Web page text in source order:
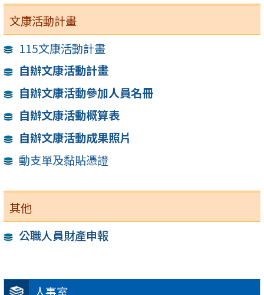
文康活動計畫
115文康活動計畫
自辦文康活動計畫
自辦文康活動參加人員名冊
自辦文康活動概算表
自辦文康活動成果照片
動支單及黏貼憑證
其他
公職人員財產申報